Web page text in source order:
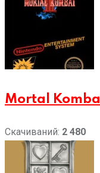
Mortal
Скачиваний: 2 480